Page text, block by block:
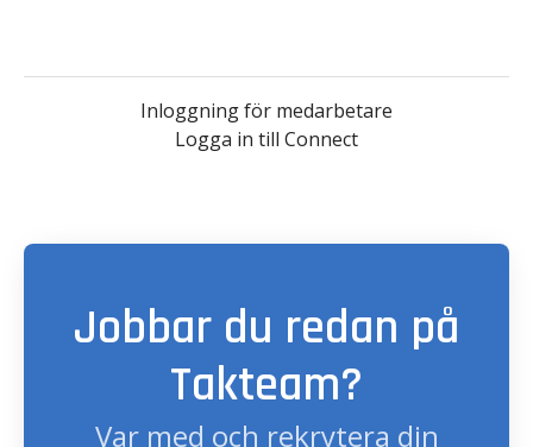
Inloggning för medarbetare
Logga in till Connect
Jobbar du redan på
Takteam?
Var med och rekrytera din